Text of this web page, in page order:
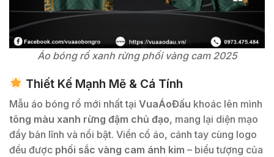
Áo bóng rổ xanh rừng phối vàng cam 2025
Thiết Kế Mạnh Mẽ & Cá Tính
Mẫu áo bóng rổ mới nhất tại VuaÁoĐấu khoác lên mình
tông màu xanh rừng đậm chủ đạo, mang lại diện mạo
đầy bản lĩnh và nổi bật. Viền cổ áo, cánh tay cùng logo
đều được phối sắc vàng cam ánh kim – biểu tượng của